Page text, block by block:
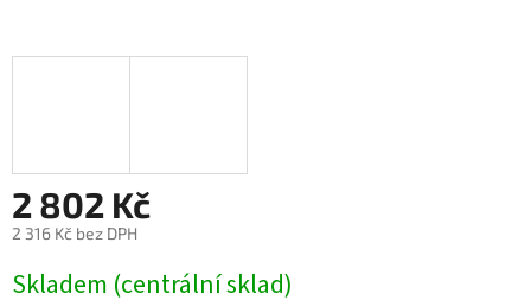
2 802 Kč
2 316 Kč bez DPH
cena:
Skladem (centrální sklad)